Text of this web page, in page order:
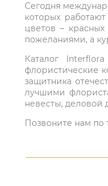
Сегодня
которых
цветов –
пожеланиями, а
Каталог
флористические
защитника
лучшими
невесты, деловой
Позвоните нам по